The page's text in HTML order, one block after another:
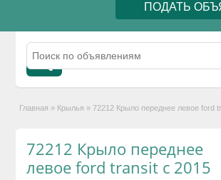
ПОДАТЬ
Главная » Крылья » 72212 Крыло переднее левое ford
72212 Крыло переднее
левое ford transit с 2015